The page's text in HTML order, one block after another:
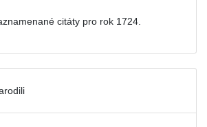
citáty pro rok 1724.